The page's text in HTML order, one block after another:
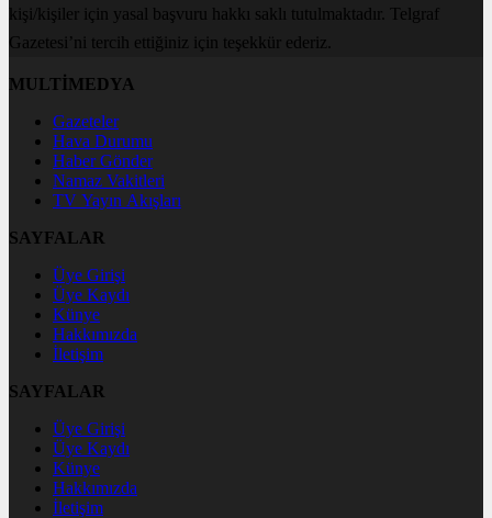
kişi/kişiler için yasal başvuru hakkı saklı tutulmaktadır. Telgraf
Gazetesi’ni tercih ettiğiniz için teşekkür ederiz.
MULTİMEDYA
Gazeteler
Hava Durumu
Haber Gönder
Namaz Vakitleri
TV Yayın Akışları
SAYFALAR
Üye Girişi
Üye Kaydı
Künye
Hakkımızda
İletişim
SAYFALAR
Üye Girişi
Üye Kaydı
Künye
Hakkımızda
İletişim